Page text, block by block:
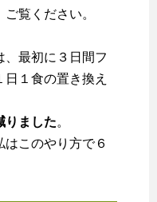
覧ください。
、最初に３日間フ
１食の置き換え
りました。
このやり方で６